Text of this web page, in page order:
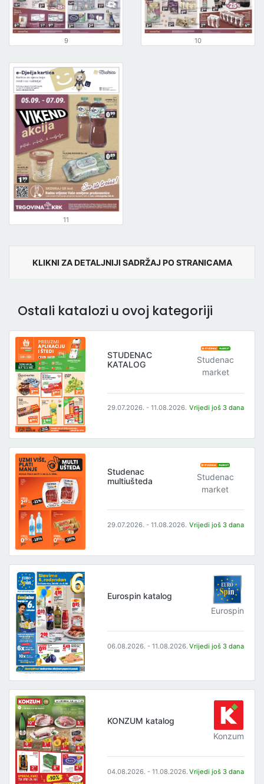
9 10
11
KLIKNI ZA DETALJNIJI SADRŽAJ PO STRANICAMA
Ostali katalozi u ovoj kategoriji
STUDENAC
KATALOG
Studenac
market
29.07.2026. - 11.08.2026. Vrijedi još 3 dana
Studenac
multiušteda
Studenac
market
29.07.2026. - 11.08.2026. Vrijedi još 3 dana
Eurospin katalog
Eurospin
06.08.2026. - 11.08.2026. Vrijedi još 3 dana
KONZUM katalog
Konzum
04.08.2026. - 11.08.2026. Vrijedi još 3 dana